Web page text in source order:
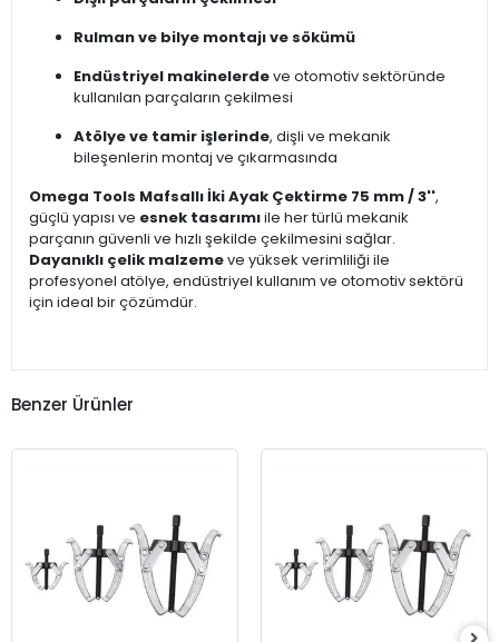
Rulman ve bilye montajı ve sökümü
Endüstriyel makinelerdeve otomotiv sektöründe
kullanılan parçaların çekilmesi
Atölye ve tamir işlerinde, dişli ve mekanik
bileşenlerin montaj ve çıkarmasında
Omega Tools Mafsallı İki Ayak Çektirme 75 mm / 3'',
güçlü yapısı ve esnek tasarımıile her türlü mekanik
parçanın güvenli ve hızlı şekilde çekilmesini sağlar.
Dayanıklı çelik malzemeve yüksek verimliliği ile
profesyonel atölye, endüstriyel kullanım ve otomotiv sektörü
için ideal bir çözümdür.
Benzer Ürünler